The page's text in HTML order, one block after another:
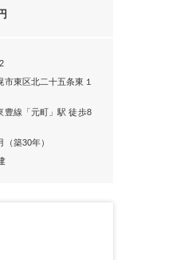
市東区北二十五条東１
豊線「元町」駅 徒歩8
（築30年）